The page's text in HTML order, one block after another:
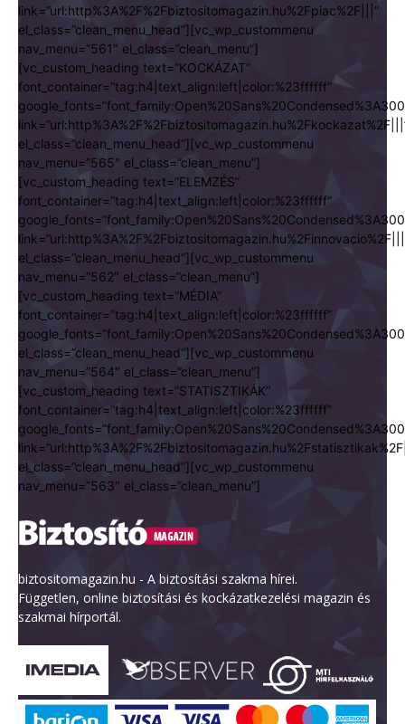
link=”url:http%3A%2F%2Fbiztositomagazin.hu%2Fpiac%2F|||”
el_class=”clean_menu_head”][vc_wp_custommenu
nav_menu=”561″ el_class=”clean_menu”]
[vc_custom_heading text=”KOCKÁZAT”
font_container=”tag:h4|text_align:left|color:%23ffffff”
el_class=”clean_menu_head”][vc_wp_custommenu
nav_menu=”565″ el_class=”clean_menu”]
[vc_custom_heading text=”ELEMZÉS”
font_container=”tag:h4|text_align:left|color:%23ffffff”
el_class=”clean_menu_head”][vc_wp_custommenu
nav_menu=”562″ el_class=”clean_menu”]
[vc_custom_heading text=”MÉDIA”
font_container=”tag:h4|text_align:left|color:%23ffffff”
el_class=”clean_menu_head”][vc_wp_custommenu
nav_menu=”564″ el_class=”clean_menu”]
[vc_custom_heading text=”STATISZTIKÁK”
font_container=”tag:h4|text_align:left|color:%23ffffff”
el_class=”clean_menu_head”][vc_wp_custommenu
nav_menu=”563″ el_class=”clean_menu”]
biztositomagazin.hu - A biztosítási szakma hírei.
Független, online biztosítási és kockázatkezelési magazin és
szakmai hírportál.